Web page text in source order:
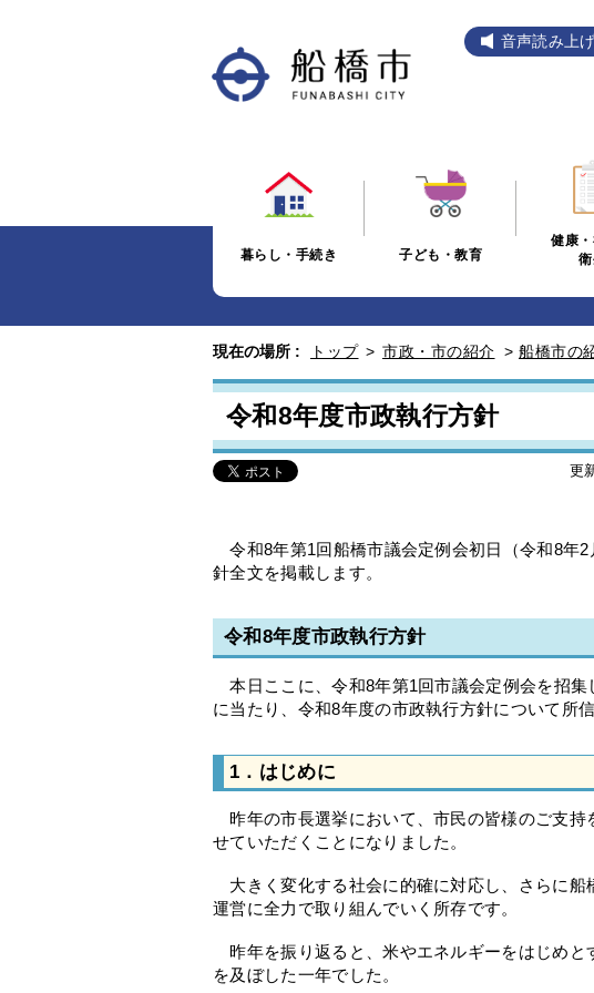
音声読み上げ
暮らし・手続き 子ども・教育
健康・
現在の場所 : トップ > 市政・市の紹介 > 船橋市の
令和8年度市政執行方針
更
令和8年第1回船橋市議会定例会初日（令和8年
針全文を掲載します。
令和8年度市政執行方針
本日ここに、令和8年第1回市議会定例会を招
に当たり、令和8年度の市政執行方針について所
1．はじめに
昨年の市長選挙において、市民の皆様のご支持
せていただくことになりました。
大きく変化する社会に的確に対応し、さらに船
運営に全力で取り組んでいく所存です。
昨年を振り返ると、米やエネルギーをはじめと
を及ぼした一年でした。